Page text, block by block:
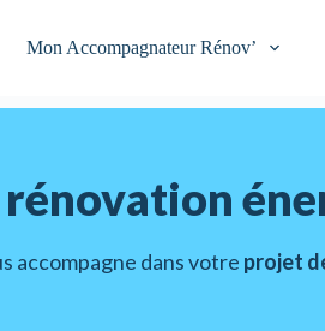
Mon Accompagnateur Rénov’
accompagne dans votre projet